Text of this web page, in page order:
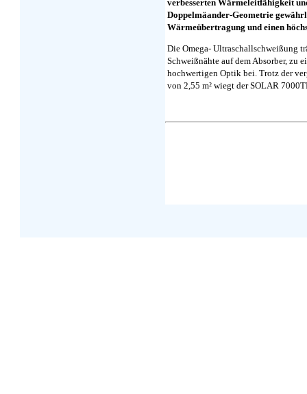
verbesserten Wärmeleitfähigkeit
Doppelmäander-Geometrie
Wärmeübertragung und einen
Die Omega- Ultraschallschweißung
Schweißnähte auf dem Absorber, zu
hochwertigen Optik bei. Trotz der
von 2,55 m² wiegt der SOLAR